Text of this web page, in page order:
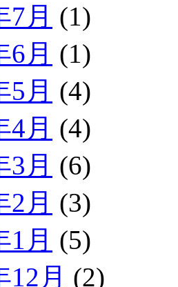
7月 (1)
6月 (1)
5月 (4)
4月 (4)
3月 (6)
2月 (3)
1月 (5)
12月 (2)